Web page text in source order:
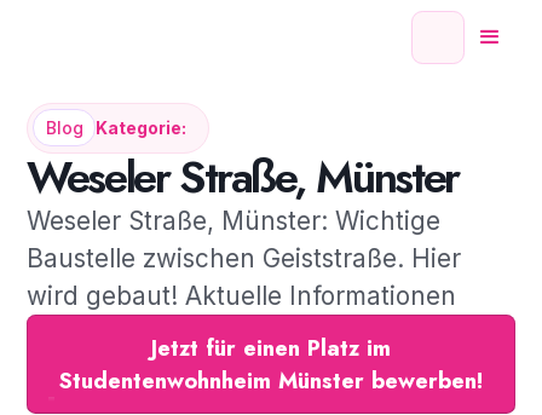
Blog Kategorie:
Weseler Straße, Münster
Weseler Straße, Münster: Wichtige
Baustelle zwischen Geiststraße. Hier
wird gebaut! Aktuelle Informationen
Jetzt für einen Platz im
Studentenwohnheim Münster bewerben!